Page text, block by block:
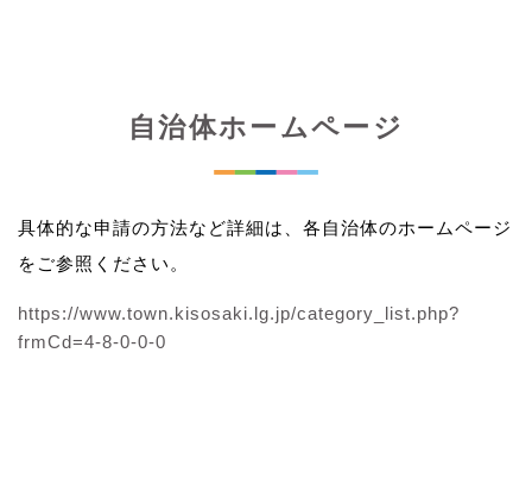
自治体ホームページ
具体的な申請の方法など詳細は、各自治体のホームページ
をご参照ください。
https://www.town.kisosaki.lg.jp/category_list.php?
frmCd=4-8-0-0-0